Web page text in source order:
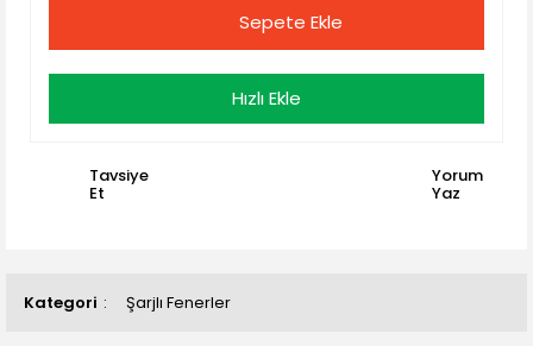
Kategori Şarjlı Fenerler
Sepete Ekle
Hızlı Ekle
Tavsiye
Et
Yorum
Yaz